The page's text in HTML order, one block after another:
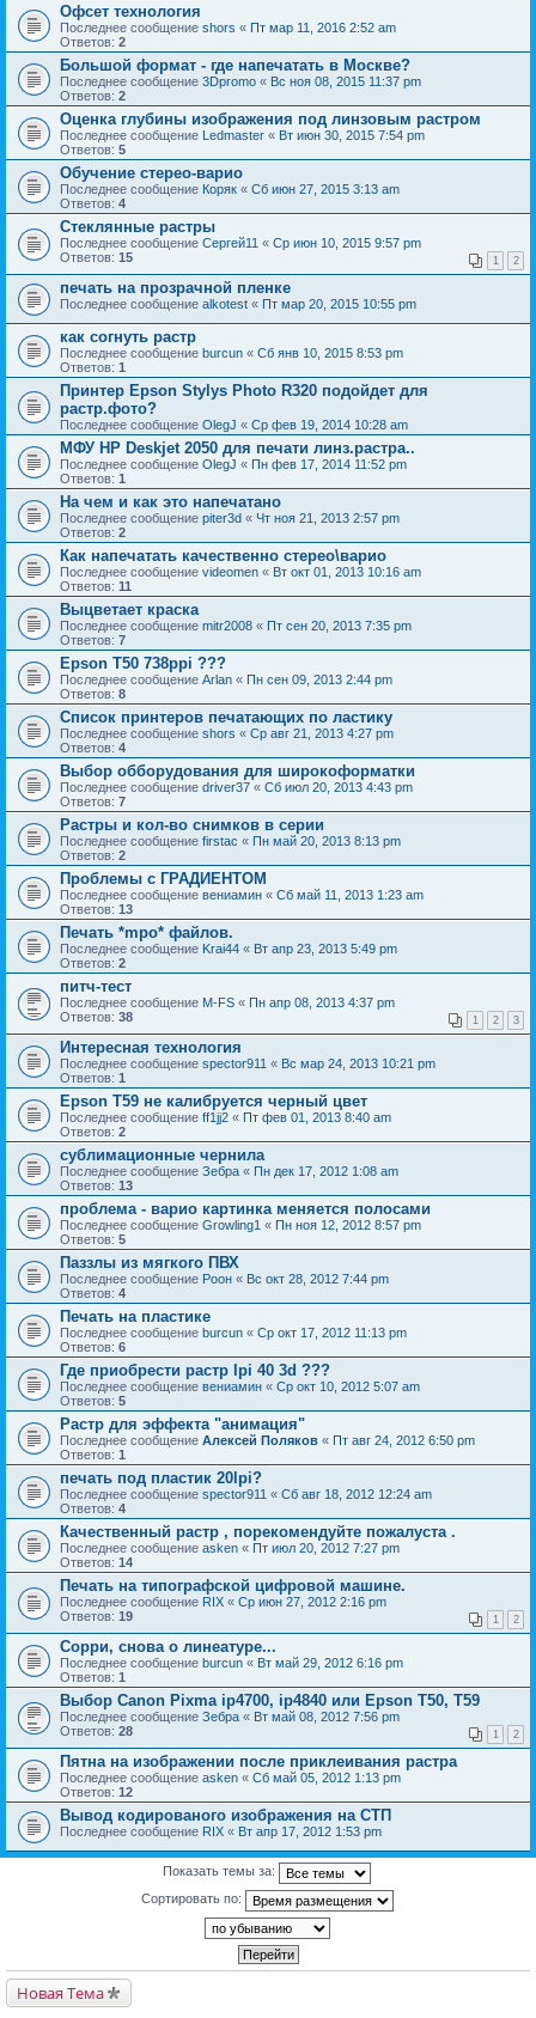
Офсет технология
Последнее сообщение shors « Пт мар 11, 2016 2:52 am
Ответов: 2
Большой формат - где напечатать в Москве?
Последнее сообщение 3Dpromo « Вс ноя 08, 2015 11:37 pm
Ответов: 2
Оценка глубины изображения под линзовым растром
Последнее сообщение Ledmaster « Вт июн 30, 2015 7:54 pm
Ответов: 5
Обучение стерео-варио
Последнее сообщение Коряк « Сб июн 27, 2015 3:13 am
Ответов: 4
Стеклянные растры
Последнее сообщение Сергей11 « Ср июн 10, 2015 9:57 pm
Ответов: 15 1 2
печать на прозрачной пленке
Последнее сообщение alkotest « Пт мар 20, 2015 10:55 pm
как согнуть растр
Последнее сообщение burcun « Сб янв 10, 2015 8:53 pm
Ответов: 1
Принтер Epson Stylys Photo R320 подойдет для
растр.фото?
Последнее сообщение OlegJ « Ср фев 19, 2014 10:28 am
МФУ HP Deskjet 2050 для печати линз.растра..
Последнее сообщение OlegJ « Пн фев 17, 2014 11:52 pm
Ответов: 1
На чем и как это напечатано
Последнее сообщение piter3d « Чт ноя 21, 2013 2:57 pm
Ответов: 2
Как напечатать качественно стерео\варио
Последнее сообщение videomen « Вт окт 01, 2013 10:16 am
Ответов: 11
Выцветает краска
Последнее сообщение mitr2008 « Пт сен 20, 2013 7:35 pm
Ответов: 7
Epson T50 738ppi ???
Последнее сообщение Arlan « Пн сен 09, 2013 2:44 pm
Ответов: 8
Список принтеров печатающих по ластику
Последнее сообщение shors « Ср авг 21, 2013 4:27 pm
Ответов: 4
Выбор обборудования для широкоформатки
Последнее сообщение driver37 « Сб июл 20, 2013 4:43 pm
Ответов: 7
Растры и кол-во снимков в серии
Последнее сообщение firstac « Пн май 20, 2013 8:13 pm
Ответов: 2
Проблемы с ГРАДИЕНТОМ
Последнее сообщение вениамин « Сб май 11, 2013 1:23 am
Ответов: 13
Печать *mpo* файлов.
Последнее сообщение Krai44 « Вт апр 23, 2013 5:49 pm
Ответов: 2
питч-тест
Последнее сообщение M-FS « Пн апр 08, 2013 4:37 pm
Ответов: 38 1 2 3
Интересная технология
Последнее сообщение spector911 « Вс мар 24, 2013 10:21 pm
Ответов: 1
Epson T59 не калибруется черный цвет
Последнее сообщение ff1jj2 « Пт фев 01, 2013 8:40 am
Ответов: 2
сублимационные чернила
Последнее сообщение Зебра « Пн дек 17, 2012 1:08 am
Ответов: 13
проблема - варио картинка меняется полосами
Последнее сообщение Growling1 « Пн ноя 12, 2012 8:57 pm
Ответов: 5
Паззлы из мягкого ПВХ
Последнее сообщение Pоон « Вс окт 28, 2012 7:44 pm
Ответов: 4
Печать на пластике
Последнее сообщение burcun « Ср окт 17, 2012 11:13 pm
Ответов: 6
Где приобрести растр lpi 40 3d ???
Последнее сообщение вениамин « Ср окт 10, 2012 5:07 am
Ответов: 5
Растр для эффекта "анимация"
Последнее сообщение Алексей Поляков « Пт авг 24, 2012 6:50 pm
Ответов: 1
печать под пластик 20lpi?
Последнее сообщение spector911 « Сб авг 18, 2012 12:24 am
Ответов: 4
Качественный растр , порекомендуйте пожалуста .
Последнее сообщение asken « Пт июл 20, 2012 7:27 pm
Ответов: 14
Печать на типографской цифровой машине.
Последнее сообщение RIX « Ср июн 27, 2012 2:16 pm
Ответов: 19 1 2
Сорри, снова о линеатуре...
Последнее сообщение burcun « Вт май 29, 2012 6:16 pm
Ответов: 1
Выбор Canon Pixma ip4700, ip4840 или Epson T50, Т59
Последнее сообщение Зебра « Вт май 08, 2012 7:56 pm
Ответов: 28 1 2
Пятна на изображении после приклеивания растра
Последнее сообщение asken « Сб май 05, 2012 1:13 pm
Ответов: 12
Вывод кодированого изображения на СТП
Последнее сообщение RIX « Вт апр 17, 2012 1:53 pm
Показать темы за:
Сортировать по:
Новая Тема